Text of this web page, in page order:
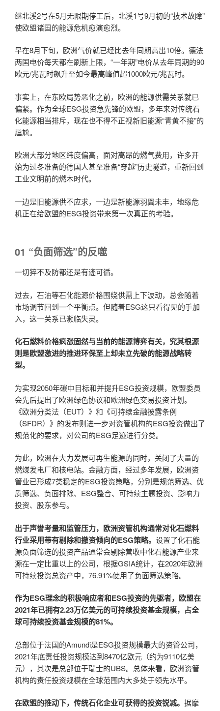
继北溪2号在5月无限期停工后，北溪1号9月初的“技术故障”
使欧盟诸国的能源危机愈演愈烈。
早在8月下旬，欧洲气价就已经比去年同期高出10倍。德法
两国电价每天都在刷新上限，“一年期”电价从去年同期的90
欧元/兆瓦时飙升至如今最高峰值超1000欧元/兆瓦时。
事实上，在东欧局势恶化之前，欧洲的能源供需关系就已
偏紧。作为全球ESG投资急先锋的欧盟，多年来对传统石
化能源相当排斥，现在也不得不正视新旧能源“青黄不接”的
尴尬。
欧洲大部分地区纬度偏高，面对高昂的燃气费用，许多开
始为过冬准备的德国人甚至准备“穿越”历史隧道，重新回到
工业文明前的燃木时代。
一边是旧能源供不应求，一边是新能源羽翼未丰，地缘危
机正在给欧盟的ESG投资带来第一次真正的考验。
01 “负面筛选”的反噬
一切猝不及防都还是有迹可循。
过去，石油等石化能源价格围绕供需上下波动，总会随着
市场调节回到一个平衡点。但随着ESG这只看得见的手加
入，这一关系已濒临失灵。
化石燃料价格疯涨固然与当前的能源博弈有关，究其根源
则是欧盟激进的推进环保至上却未立先破的能源战略转
型。
为实现2050年碳中目标和并提升ESG投资规模，欧盟委员
会先后提出了欧洲绿色协议和欧洲绿色交易投资计划。
《欧洲分类法（EUT）》和《可持续金融披露条例
（SFDR）》的发布则进一步对资管机构的ESG投资做出了
规范化的要求，对公司的ESG足迹进行分类。
为此，欧洲在大力发展可再生能源的同时，关闭了大量的
燃煤发电厂和核电站。金融方面，经过多年发展，欧洲资
管业已形成7类稳定的ESG投资策略，分别是规范筛选、优
质筛选、负面排除、ESG整合、可持续主题投资、影响力
投资、股东参与。
出于声誉考量和监管压力，欧洲资管机构通常对化石燃料
行业采用带有剔除和撤资倾向的ESG策略。 设置了化石能
源负面筛选的投资产品通常会剔除营收中化石能源产业来
源在一定比重以上的公司，根据GSIA统计，在2020年欧洲
可持续投资总资产中，76.91%使用了负面筛选策略。
作为ESG理念的积极响应者和ESG投资的先驱者，欧盟在
2021年已拥有2.23万亿美元的可持续投资基金规模，占全
球可持续投资基金规模的81%。
总部位于法国的Amundi是ESG投资规模最大的资管公司，
2021年底责任投资规模达到8470亿欧元（约为9110亿美
元），其次是总部位于瑞士的UBS。总体来看，欧洲资管
机构的责任投资规模在全球范围内大多处于领先水平。
在欧盟的推动下，传统石化企业可获得的投资锐减。 据摩